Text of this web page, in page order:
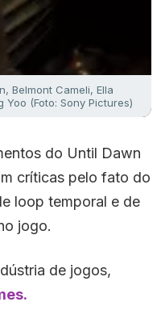
Belmont Cameli, Ella
(Foto: Sony Pictures)
do Until Dawn
críticas pelo fato do
loop temporal e de
jogo.
de jogos,